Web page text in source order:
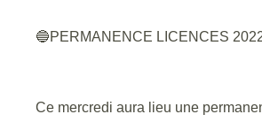
🔵PERMANENCE LICENCES
Ce mercredi aura lieu une